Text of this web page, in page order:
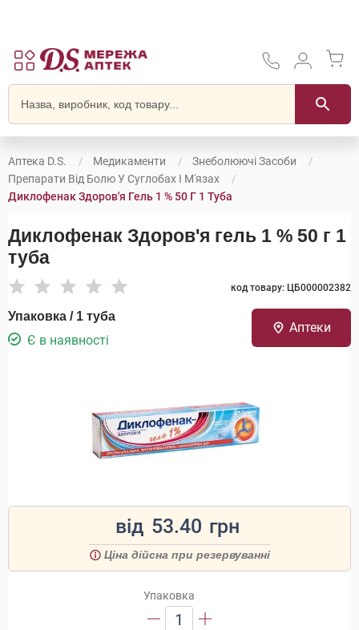
Аптека D.S. Медикаменти
Знеболюючі Засоби
Препарати Від Болю У Суглобах І М'язах
Диклофенак Здоров'я Гель 1 % 50 Г 1 Туба
Диклофенак Здоров'я гель 1 % 50 г 1
туба
код товару: ЦБ000002382
Упаковка / 1 туба
Є в наявності
Аптеки
від 53.40 грн
Ціна дійсна при резервуванні
Упаковка
1